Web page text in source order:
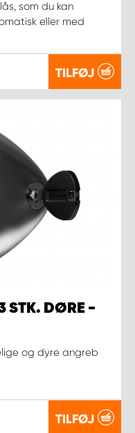
som du kan
eller med
TILFØJ
STK. DØRE -
og dyre angreb
TILFØJ